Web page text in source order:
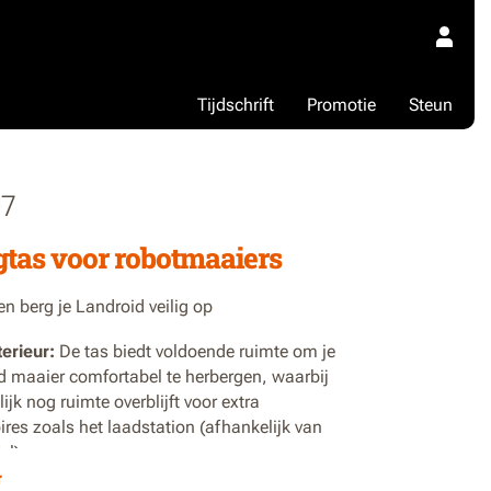
Steun
Promotie
Tijdschrift
voor robotmaaiers
berg je Landroid veilig op
De tas biedt voldoende ruimte om je
maaier comfortabel te herbergen, waarbij
nog ruimte overblijft voor extra
zoals het laadstation (afhankelijk van